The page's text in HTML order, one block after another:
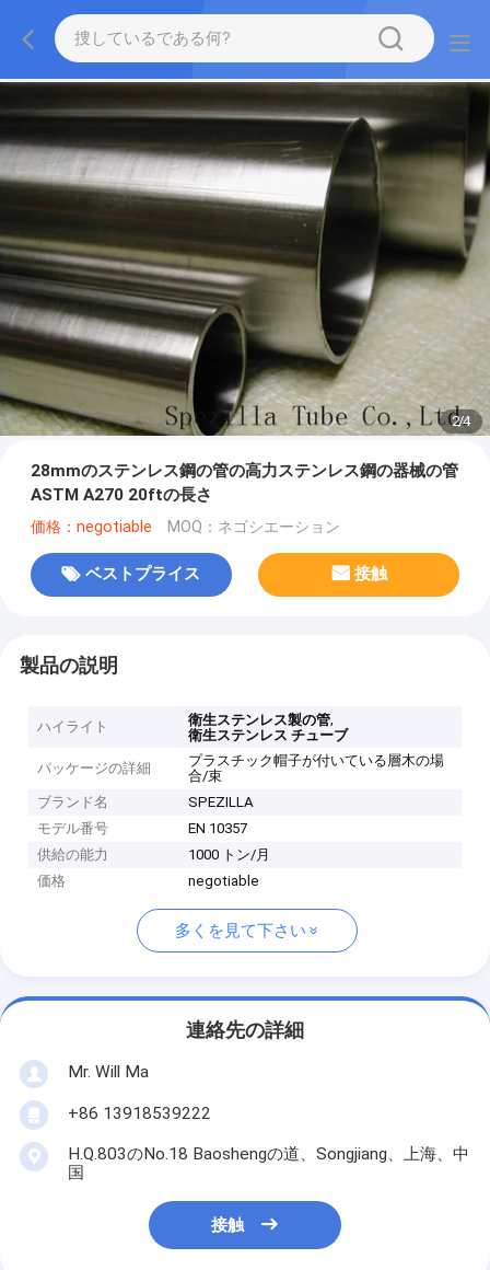
2/4
28mmのステンレス鋼の管の高力ステンレス鋼の器械の管
ASTM A270 20ftの長さ
価格：negotiable MOQ：ネゴシエーション
ベストプライス 接触
製品の説明
ハイライト 衛生ステンレス製の管,
衛生ステンレス チューブ
パッケージの詳細
プラスチック帽子が付いている層木の場
合/束
ブランド名
SPEZILLA
モデル番号
EN 10357
供給の能力
1000 トン/月
価格
negotiable
多くを見て下さい
連絡先の詳細
Mr. Will Ma
+86 13918539222
H.Q.803のNo.18 Baoshengの道、Songjiang、上海、中
国
接触